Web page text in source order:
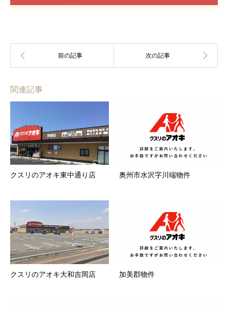
関連記事
クスリのアオキ東中通り店 奥州市水沢字川端物件
クスリのアオキ大和吉岡店 加美郡物件